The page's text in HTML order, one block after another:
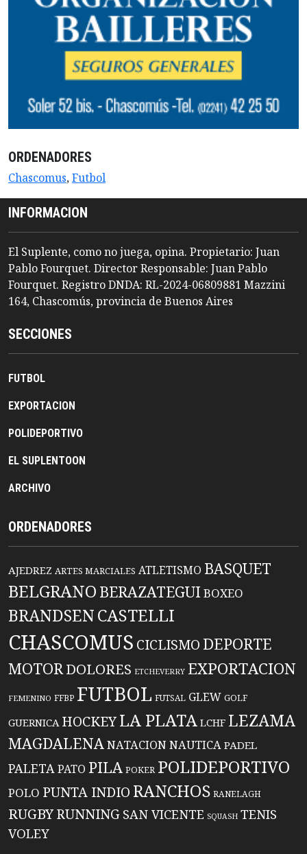
ORDENADORES
Chascomus,Futbol
INFORMACION
El Suplente, como no juega, opina. Propietario: Juan
Pablo Fourquet. Director Responsable: Juan Pablo
Fourquet. Registro DNDA: RL-2024-06809881 Mazzini
164, Chascomús, provincia de Buenos Aires
SECCIONES
FUTBOL
EXPORTACION
POLIDEPORTIVO
EL SUPLENTOON
ARCHIVO
ORDENADORES
AJEDREZ ARTES MARCIALES ATLETISMO BASQUET
BELGRANO BERAZATEGUIBOXEO
BRANDSENCASTELLI
CHASCOMUS CICLISMO DEPORTE
MOTORDOLORES ETCHEVERRY EXPORTACION
FEMENINO FFBP FUTBOL FUTSAL GLEW GOLF
GUERNICA HOCKEYLA PLATA LCHF LEZAMA
MAGDALENANATACIONNAUTICA PADEL
PALETAPATO PILA POKER POLIDEPORTIVO
POLO PUNTA INDIO RANCHOS RANELAGH
RUGBYRUNNING SAN VICENTE SQUASH TENIS
VOLEY